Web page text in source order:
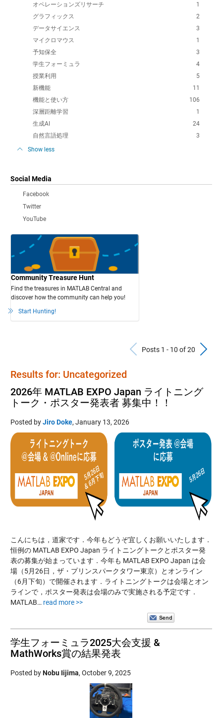
1
オペレーションズリサーチ
2
グラフィックス
3
データサイエンス
1
マイクロマウス
3
予知保全
4
学生フォーミュラ
5
授業利用
11
新機能
106
機能と使い方
1
深層距離学習
24
生成AI
3
自然言語処理
Show less
Social Media
Facebook
Twitter
YouTube
Community Treasure Hunt
Find the treasures in MATLAB Central and
discover how the community can help you!
Start Hunting!
Previous
Posts 1 - 10 of 20
Results for: Uncategorized
2026年 MATLAB EXPO Japan ライトニング
トーク・ポスター発表者 募集中！！
Posted byJiro Doke, January 13, 2026
こんにちは，道家です．今年もどうぞ宜しくお願いいたします．
恒例の MATLAB EXPO Japan ライトニングトークとポスター発
表の募集が始まっています．今年も MATLAB EXPO Japan は会
場（5月26日，ザ・プリンスパークタワー東京）とオンライン
（6月下旬）で開催されます．ライトニングトークは会場とオン
ラインで，ポスター発表は会場のみで実施される予定です．
MATLAB… read more >>
学生フォーミュラ2025大会支援 &
MathWorks賞の結果発表
Posted byNobu Iijima, October 9, 2025